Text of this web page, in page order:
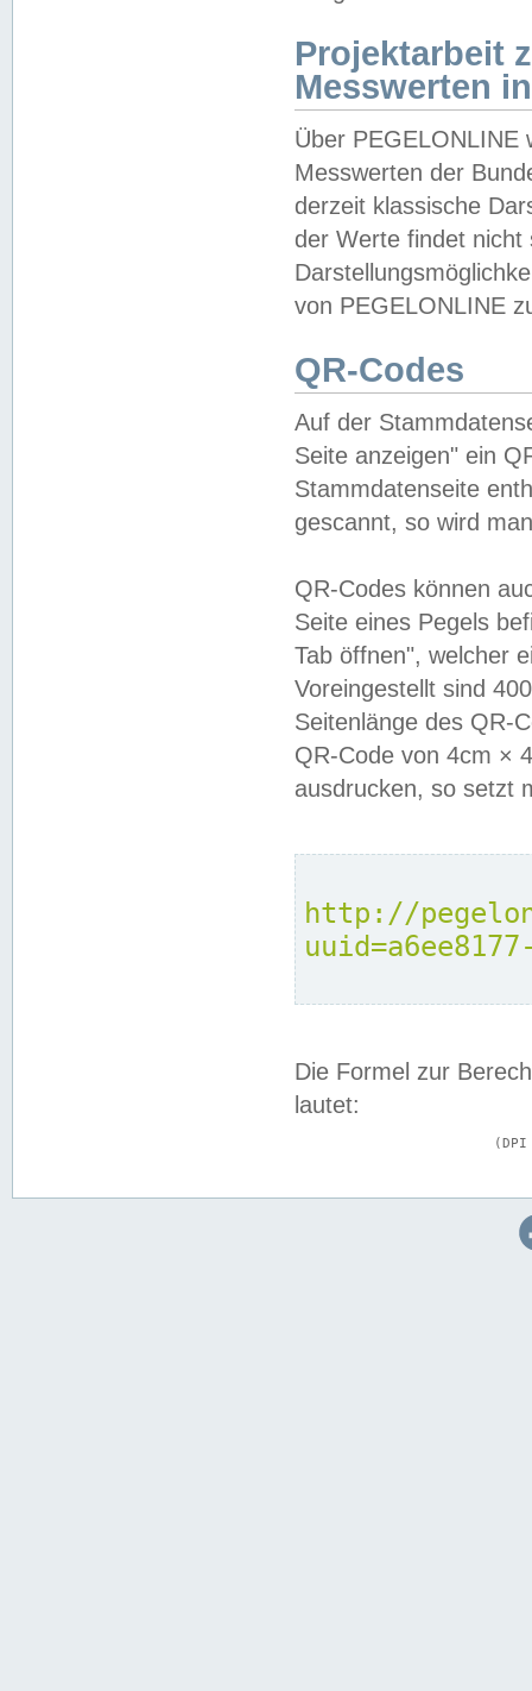
Projektarbeit
Messwerten
Über PEGELONLINE
Messwerten der
derzeit klassische
der Werte findet
von PEGELONLINE
QR-Codes
Auf der
Seite anzeigen" ein
Stammdatenseite
gescannt, so wird
QR-Codes können
Seite eines Pegels
Tab öffnen", welcher
Voreingestellt sind
Seitenlänge des QR-
QR-Code von 4cm ×
ausdrucken, so setzt
http://
Die Formel zur
lautet: